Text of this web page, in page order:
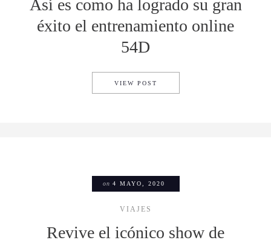
Así es como ha logrado su gran
éxito el entrenamiento online
54D
VIEW POST
on 4 MAYO, 2020
VIAJES
Revive el icónico show de